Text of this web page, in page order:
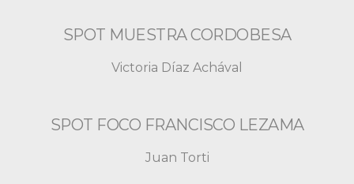
SPOT MUESTRA CORDOBESA
Victoria Díaz Achával
SPOT FOCO FRANCISCO LEZAMA
Juan Torti